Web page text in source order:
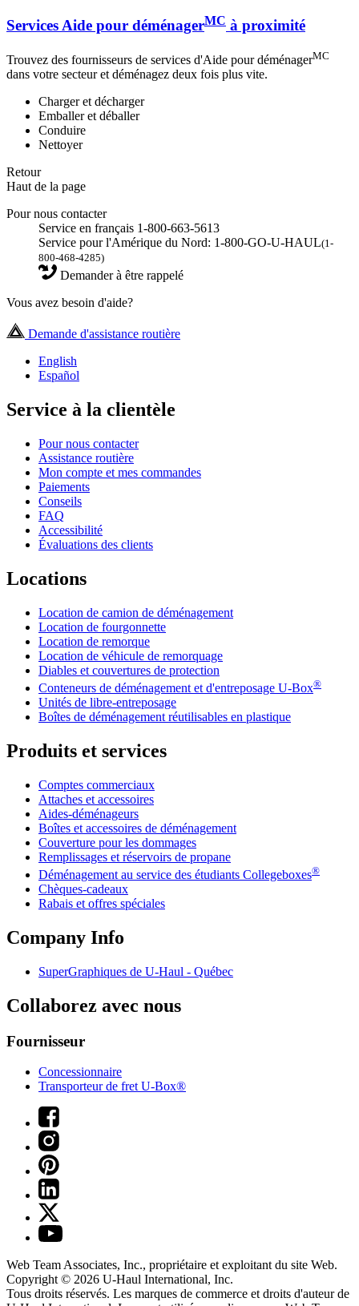
Services Aide pour déménagerMC à proximité
Trouvez des fournisseurs de services d'Aide pour déménagerMC
dans votre secteur et déménagez deux fois plus vite.
Charger et décharger
Emballer et déballer
Conduire
Nettoyer
Retour
Haut de la page
Pour nous contacter
Service en français 1-800-663-5613
Service pour l'Amérique du Nord: 1-800-GO-U-HAUL(1-
800-468-4285)
Demander à être rappelé
Vous avez besoin d'aide?
Demande d'assistance routière
English
Español
Service à la clientèle
Pour nous contacter
Assistance routière
Mon compte et mes commandes
Paiements
Conseils
FAQ
Accessibilité
Évaluations des clients
Locations
Location de camion de déménagement
Location de fourgonnette
Location de remorque
Location de véhicule de remorquage
Diables et couvertures de protection
Conteneurs de déménagement et d'entreposage U-Box®
Unités de libre-entreposage
Boîtes de déménagement réutilisables en plastique
Produits et services
Comptes commerciaux
Attaches et accessoires
Aides-déménageurs
Boîtes et accessoires de déménagement
Couverture pour les dommages
Remplissages et réservoirs de propane
Déménagement au service des étudiants Collegeboxes®
Chèques-cadeaux
Rabais et offres spéciales
Company Info
SuperGraphiques de U-Haul - Québec
Collaborez avec nous
Fournisseur
Concessionnaire
Transporteur de fret U-Box®
Web Team Associates, Inc., propriétaire et exploitant du site Web.
Copyright © 2026 U-Haul International, Inc.
Tous droits réservés. Les marques de commerce et droits d'auteur de